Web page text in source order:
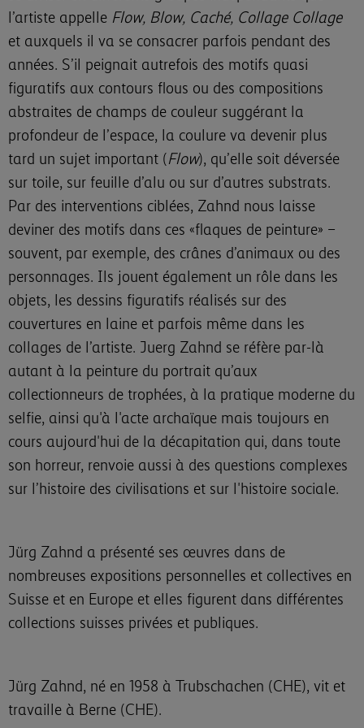
l’artiste appelle Flow, Blow, Caché, Collage Collage
et auxquels il va se consacrer parfois pendant des
années. S’il peignait autrefois des motifs quasi
figuratifs aux contours flous ou des compositions
abstraites de champs de couleur suggérant la
profondeur de l’espace, la coulure va devenir plus
tard un sujet important (Flow), qu’elle soit déversée
sur toile, sur feuille d’alu ou sur d’autres substrats.
Par des interventions ciblées, Zahnd nous laisse
deviner des motifs dans ces «flaques de peinture» –
souvent, par exemple, des crânes d’animaux ou des
personnages. Ils jouent également un rôle dans les
objets, les dessins figuratifs réalisés sur des
couvertures en laine et parfois même dans les
collages de l’artiste. Juerg Zahnd se réfère par-là
autant à la peinture du portrait qu’aux
collectionneurs de trophées, à la pratique moderne du
selfie, ainsi qu'à l'acte archaïque mais toujours en
cours aujourd'hui de la décapitation qui, dans toute
son horreur, renvoie aussi à des questions complexes
sur l’histoire des civilisations et sur l'histoire sociale.
Jürg Zahnd a présenté ses œuvres dans de
nombreuses expositions personnelles et collectives en
Suisse et en Europe et elles figurent dans différentes
collections suisses privées et publiques.
Jürg Zahnd, né en 1958 à Trubschachen (CHE), vit et
travaille à Berne (CHE).